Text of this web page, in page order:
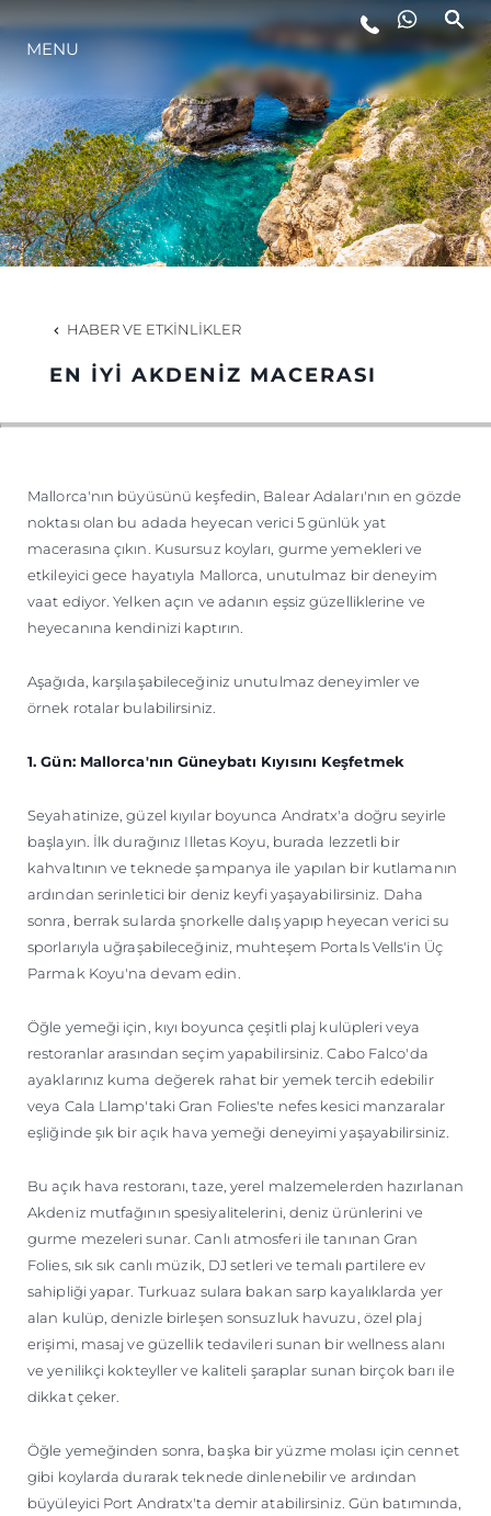
YAŞAM ŞEKLİ
YENILIK
ŞİRKET
MİRAS
ÖĞRENIN
MENU
HABER VE ETKINLIKLER
EN İYI AKDENIZ MACERASI
Mallorca'nın büyüsünü keşfedin, Balear Adaları'nın en gözde
noktası olan bu adada heyecan verici 5 günlük yat
macerasına çıkın. Kusursuz koyları, gurme yemekleri ve
etkileyici gece hayatıyla Mallorca, unutulmaz bir deneyim
vaat ediyor. Yelken açın ve adanın eşsiz güzelliklerine ve
heyecanına kendinizi kaptırın.
Aşağıda, karşılaşabileceğiniz unutulmaz deneyimler ve
örnek rotalar bulabilirsiniz.
1. Gün: Mallorca'nın Güneybatı Kıyısını Keşfetmek
Seyahatinize, güzel kıyılar boyunca Andratx'a doğru seyirle
başlayın. İlk durağınız Illetas Koyu, burada lezzetli bir
kahvaltının ve teknede şampanya ile yapılan bir kutlamanın
ardından serinletici bir deniz keyfi yaşayabilirsiniz. Daha
sonra, berrak sularda şnorkelle dalış yapıp heyecan verici su
sporlarıyla uğraşabileceğiniz, muhteşem Portals Vells'in Üç
Parmak Koyu'na devam edin.
Öğle yemeği için, kıyı boyunca çeşitli plaj kulüpleri veya
restoranlar arasından seçim yapabilirsiniz. Cabo Falco'da
ayaklarınız kuma değerek rahat bir yemek tercih edebilir
veya Cala Llamp'taki Gran Folies'te nefes kesici manzaralar
eşliğinde şık bir açık hava yemeği deneyimi yaşayabilirsiniz.
Bu açık hava restoranı, taze, yerel malzemelerden hazırlanan
Akdeniz mutfağının spesiyalitelerini, deniz ürünlerini ve
gurme mezeleri sunar. Canlı atmosferi ile tanınan Gran
Folies, sık sık canlı müzik, DJ setleri ve temalı partilere ev
sahipliği yapar. Turkuaz sulara bakan sarp kayalıklarda yer
alan kulüp, denizle birleşen sonsuzluk havuzu, özel plaj
erişimi, masaj ve güzellik tedavileri sunan bir wellness alanı
ve yenilikçi kokteyller ve kaliteli şaraplar sunan birçok barı ile
dikkat çeker.
Öğle yemeğinden sonra, başka bir yüzme molası için cennet
gibi koylarda durarak teknede dinlenebilir ve ardından
büyüleyici Port Andratx'ta demir atabilirsiniz. Gün batımında,